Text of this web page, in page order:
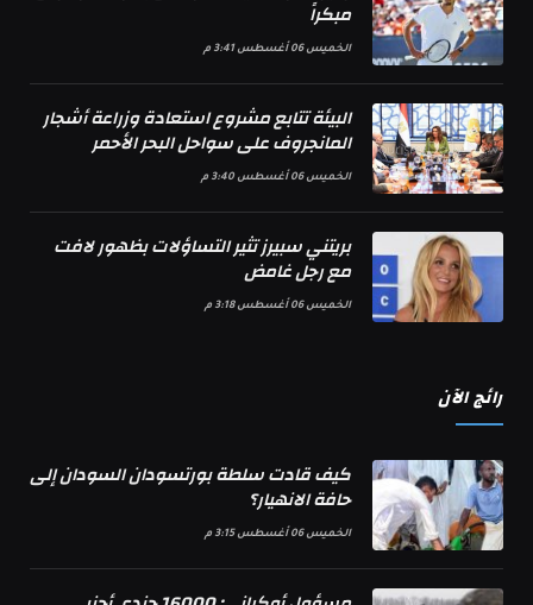
مبكراً
الخميس 06 أغسطس 3:41 م
البيئة تتابع مشروع استعادة وزراعة أشجار
المانجروف على سواحل البحر الأحمر
الخميس 06 أغسطس 3:40 م
بريتني سبيرز تثير التساؤلات بظهور لافت
مع رجل غامض
الخميس 06 أغسطس 3:18 م
رائج الآن
كيف قادت سلطة بورتسودان السودان إلى
حافة الانهيار؟
الخميس 06 أغسطس 3:15 م